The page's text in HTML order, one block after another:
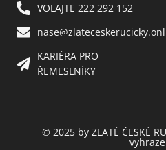
VOLAJTE 222 292 152
KARIÉRA PRO
ŘEMESLNÍKY
© 2025 by ZLATÉ ČESKÉ